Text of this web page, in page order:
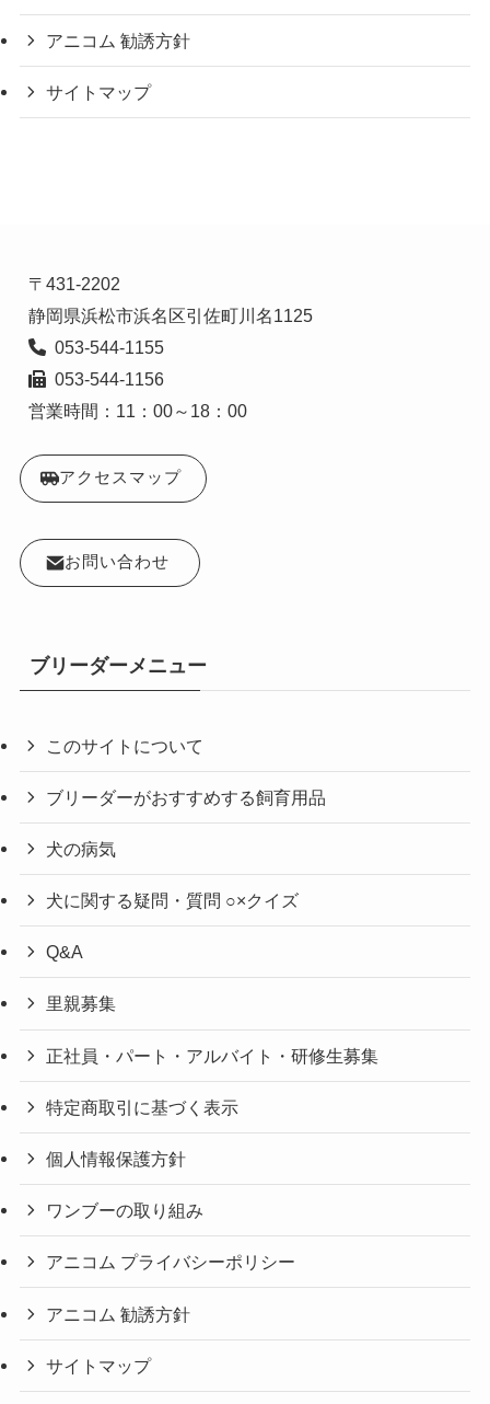
アニコム 勧誘方針
サイトマップ
〒431-2202
静岡県浜松市浜名区引佐町川名1125
  053-544-1155
  053-544-1156
営業時間：11：00～18：00
アクセスマップ
お問い合わせ
ブリーダーメニュー
このサイトについて
ブリーダーがおすすめする飼育用品
犬の病気
犬に関する疑問・質問 ○×クイズ
Q&A
里親募集
正社員・パート・アルバイト・研修生募集
特定商取引に基づく表示
個人情報保護方針
ワンブーの取り組み
アニコム プライバシーポリシー
アニコム 勧誘方針
サイトマップ